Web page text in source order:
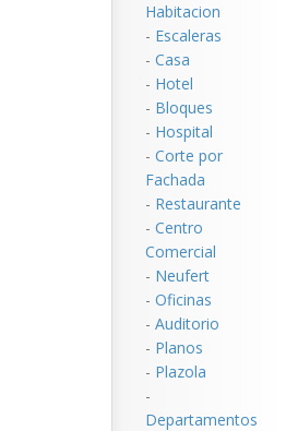
Habitacion
- Escaleras
- Casa
- Hotel
- Bloques
- Hospital
- Corte por
Fachada
- Restaurante
- Centro
Comercial
- Neufert
- Oficinas
- Auditorio
- Planos
- Plazola
-
Departamentos